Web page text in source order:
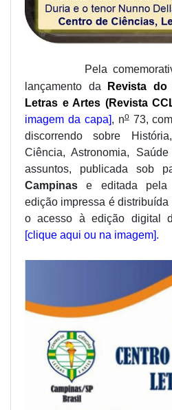
Pela
lançamento da
Revista
Letras e Artes (Revista
imagem da capa], no73,
discorrendo sobre
Ciência, Astronomia,
assuntos, publicada sob
Campinase editada pela
edição impressa é distribuída
o acesso à edição digital
[clique aqui ou na imagem].